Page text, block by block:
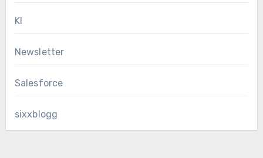
KI
Newsletter
Salesforce
sixxblogg